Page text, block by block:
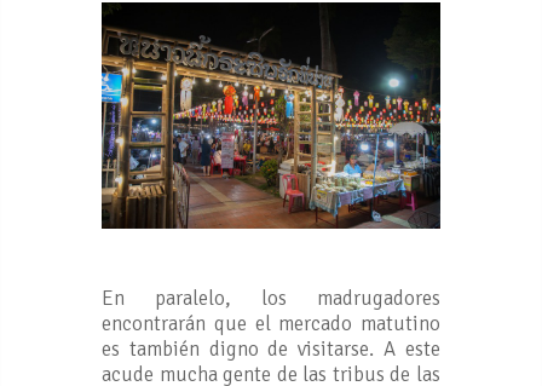
En paralelo, los madrugadores
encontrarán que el mercado matutino
es también digno de visitarse. A este
acude mucha gente de las tribus de las